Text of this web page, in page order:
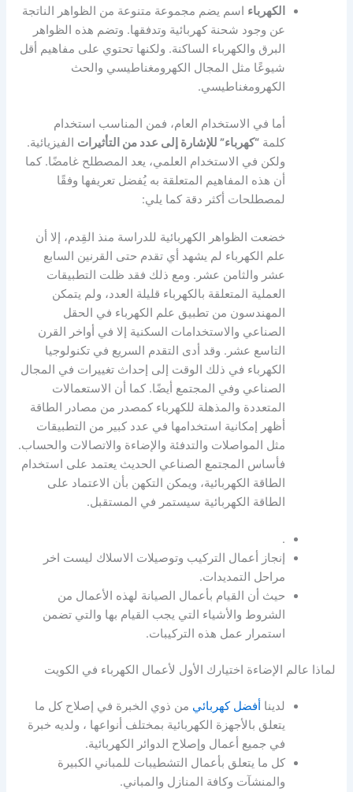
الكهرباء اسم يضم مجموعة متنوعة من الظواهر الناتجة
عن وجود شحنة كهربائية وتدفقها. وتضم هذه الظواهر
البرق والكهرباء الساكنة. ولكنها تحتوي على مفاهيم أقل
شيوعًا مثل المجال الكهرومغناطيسي والحث
الكهرومغناطيسي.
أما في الاستخدام العام، فمن المناسب استخدام
كلمة“كهرباء” للإشارة إلى عدد من التأثيرات الفيزيائية.
ولكن في الاستخدام العلمي، يعد المصطلح غامضًا. كما
أن هذه المفاهيم المتعلقة به يُفضل تعريفها وفقًا
لمصطلحات أكثر دقة كما يلي:
خضعت الظواهر الكهربائية للدراسة منذ القِدم، إلا أن
علم الكهرباء لم يشهد أي تقدم حتى القرنين السابع
عشر والثامن عشر. ومع ذلك فقد ظلت التطبيقات
العملية المتعلقة بالكهرباء قليلة العدد، ولم يتمكن
المهندسون من تطبيق علم الكهرباء في الحقل
الصناعي والاستخدامات السكنية إلا في أواخر القرن
التاسع عشر. وقد أدى التقدم السريع في تكنولوجيا
الكهرباء في ذلك الوقت إلى إحداث تغييرات في المجال
الصناعي وفي المجتمع أيضًا. كما أن الاستعمالات
المتعددة والمذهلة للكهرباء كمصدر من مصادر الطاقة
أظهر إمكانية استخدامها في عدد كبير من التطبيقات
مثل المواصلات والتدفئة والإضاءة والاتصالات والحساب.
فأساس المجتمع الصناعي الحديث يعتمد على استخدام
الطاقة الكهربائية، ويمكن التكهن بأن الاعتماد على
الطاقة الكهربائية سيستمر في المستقبل.
.
إنجاز أعمال التركيب وتوصيلات الاسلاك ليست اخر
مراحل التمديدات.
حيث أن القيام بأعمال الصيانة لهذه الأعمال من
الشروط والأشياء التي يجب القيام بها والتي تضمن
استمرار عمل هذه التركيبات.
لماذا عالم الإضاءة اختيارك الأول لأعمال الكهرباء في الكويت
لدينا أفضل كهربائي من ذوي الخبرة في إصلاح كل ما
يتعلق بالأجهزة الكهربائية بمختلف أنواعها ، ولديه خبرة
في جميع أعمال وإصلاح الدوائر الكهربائية.
كل ما يتعلق بأعمال التشطيبات للمباني الكبيرة
والمنشآت وكافة المنازل والمباني.